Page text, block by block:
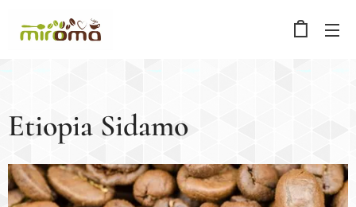
Etiopia Sidamo